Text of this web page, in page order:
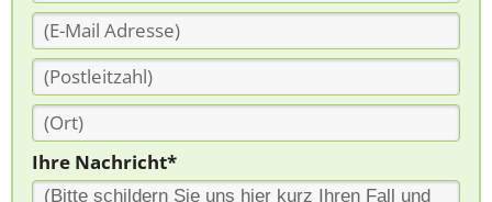
Ihre Nachricht*